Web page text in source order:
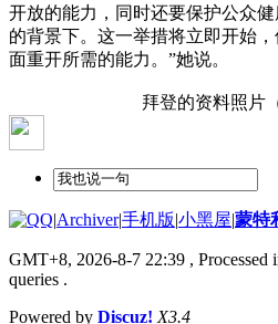
开放的能力，同时还要保护公众
的背景下。这一举措将立即开始
面重开所需的能力。”她说。
拜登的资料照片
|Archiver|手机版|小黑屋|蒙特
GMT+8, 2026-8-7 22:39 , Processed
queries .
Powered by Discuz! X3.4